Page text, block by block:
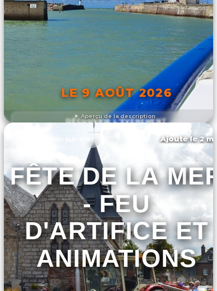
Aperçu de la description
LE 9 AOÛT 2026
DÉCOUVRIR L'ÉVÉNEMENT
Saint-aubin-sur-mer Ajouté le 2
FÊTE DE LA
- FEU
D'ARTIFICE ET
ANIMATIONS